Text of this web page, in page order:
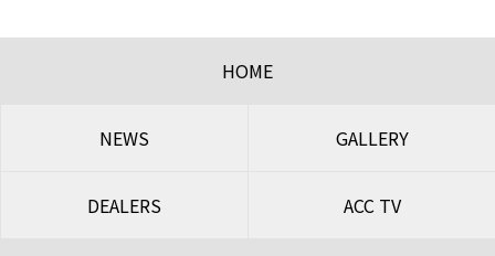
HOME
NEWS GALLERY
DEALERS ACC TV